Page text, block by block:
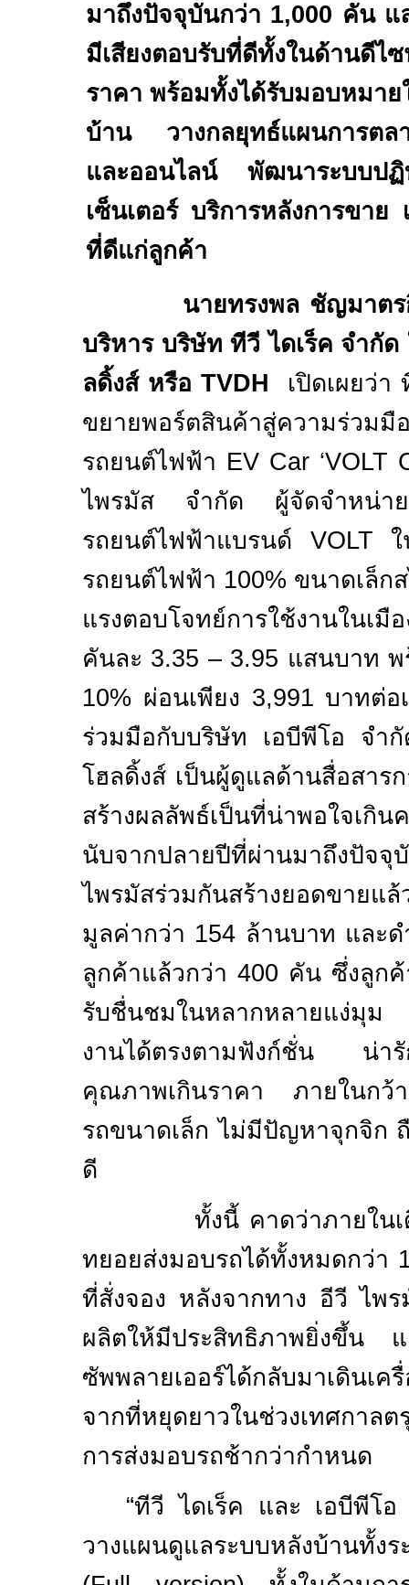
มาถึงปัจจุบันกว่า 1,000 คัน แ
มีเสียงตอบรับที่ดีทั้งในด้านดีไ
ราคา พร้อมทั้งได้รับมอบหมาย
บ้าน วางกลยุทธ์แผนการตล
และออนไลน์ พัฒนาระบบป
เซ็นเตอร์ บริการหลังการขาย
ที่ดีแก่ลูกค้า
นายทรงพล ชัญมาตรกิจ
บริหาร บริษัท ทีวี ไดเร็ค จำกั
ลดิ้งส์ หรือTVDH
เปิดเผยว่า
ขยายพอร์ตสินค้าสู่ความร่วมมื
รถยนต์ไฟฟ้า EV Car ‘VOLT
ไพรมัส จำกัด ผู้จัดจำหน่ายอ
รถยนต์ไฟฟ้าแบรนด์ VOLT ใ
รถยนต์ไฟฟ้า 100% ขนาดเล็ก
แรงตอบโจทย์การใช้งานในเมื
คันละ 3.35 – 3.95 แสนบาท
10% ผ่อนเพียง 3,991 บาทต่อ
ร่วมมือกับบริษัท เอบีพีโอ จำ
โฮลดิ้งส์ เป็นผู้ดูแลด้านสื่อสาร
สร้างผลลัพธ์เป็นที่น่าพอใจเกิ
นับจากปลายปีที่ผ่านมาถึงปัจจุ
ไพรมัสร่วมกันสร้างยอดขายแ
มูลค่ากว่า 154 ล้านบาท และด
ลูกค้าแล้วกว่า400 คัน ซึ่งลูกค้
รับชื่นชมในหลากหลายแง่มุ
งานได้ตรงตามฟังก์ชั่น น่
คุณภาพเกินราคา ภายในกว้า
รถขนาดเล็ก ไม่มีปัญหาจุกจิก
ดี
ทั้งนี้ คาดว่าภายในเดื
ทยอยส่งมอบรถได้ทั้งหมดกว่า
ที่สั่งจอง หลังจากทาง อีวี ไพ
ผลิตให้มีประสิทธิภาพยิ่งขึ้น แ
ซัพพลายเออร์ได้กลับมาเดินเ
จากที่หยุดยาวในช่วงเทศกาล
การส่งมอบรถช้ากว่ากำหนด
“ทีวี ไดเร็ค และ เอบีพีโ
วางแผนดูแลระบบหลังบ้านทั้งร